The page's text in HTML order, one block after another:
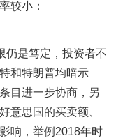
较小：
是笃定，投资者不
和特朗普均暗示
目进一步协商，另
意思国的买卖额、
响，举例2018年时